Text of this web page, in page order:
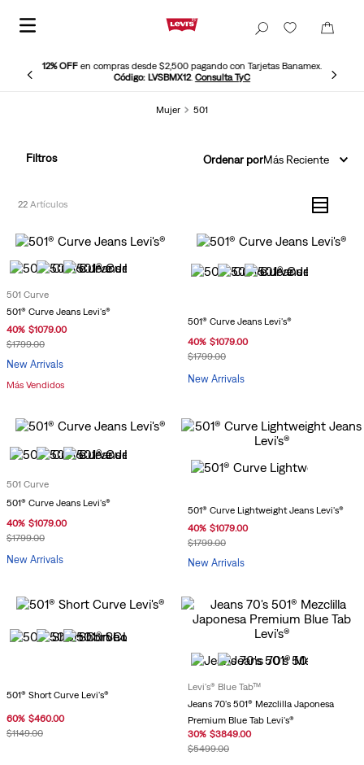
12% OFFen compras desde $2,500 pagando con Tarjetas Banamex.
Código: LVSBMX12. Consulta TyC
Mujer 501
Filtros Ordenar porMás Reciente
22
501 Curve
501® Curve Jeans Levi's®
40% $1079.00
$1799.00
New Arrivals
Más Vendidos
501® Curve Jeans Levi's®
40% $1079.00
$1799.00
New Arrivals
501 Curve
501® Curve Jeans Levi's®
40% $1079.00
$1799.00
New Arrivals
501® Curve Lightweight Jeans Levi's®
40% $1079.00
$1799.00
New Arrivals
501® Short Curve Levi's®
60% $460.00
$1149.00
Levi's® Blue Tab™
Jeans 70's 501® Mezclilla Japonesa
Premium Blue Tab Levi's®
30% $3849.00
$5499.00